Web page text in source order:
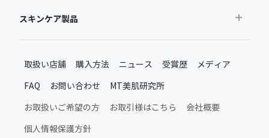
スキンケア製品
MTメタトロン新製品・限定品
施術後のスキンケア
取扱い店舗 購入方法 ニュース 受賞歴 メディア
FAQ お問い合わせ MT美肌研究所
お取扱いご希望の方 お取引様はこちら 会社概要
個人情報保護方針